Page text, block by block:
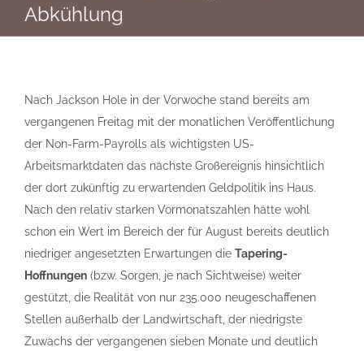
Abkühlung
Nach Jackson Hole in der Vorwoche stand bereits am
vergangenen Freitag mit der monatlichen Veröffentlichung
der Non-Farm-Payrolls als wichtigsten US-
Arbeitsmarktdaten das nächste Großereignis hinsichtlich
der dort zukünftig zu erwartenden Geldpolitik ins Haus.
Nach den relativ starken Vormonatszahlen hätte wohl
schon ein Wert im Bereich der für August bereits deutlich
niedriger angesetzten Erwartungen die Tapering-
Hoffnungen (bzw. Sorgen, je nach Sichtweise) weiter
gestützt, die Realität von nur 235.000 neugeschaffenen
Stellen außerhalb der Landwirtschaft, der niedrigste
Zuwachs der vergangenen sieben Monate und deutlich